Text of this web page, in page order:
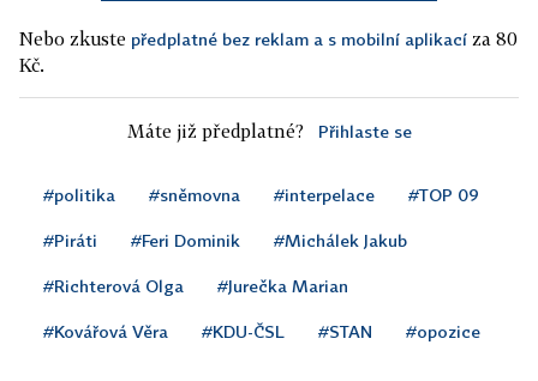
Nebo zkuste předplatné bez reklam a s mobilní aplikací za 80
Kč.
Máte již předplatné? Přihlaste se
#politika #sněmovna #interpelace #TOP 09
#Piráti #Feri Dominik #Michálek Jakub
#Richterová Olga #Jurečka Marian
#Kovářová Věra #KDU-ČSL #STAN #opozice